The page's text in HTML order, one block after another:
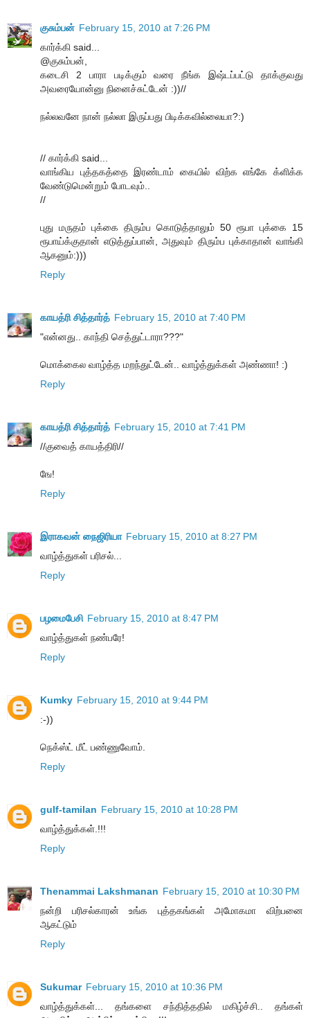
குசும்பன் February 15, 2010 at 7:26 PM
கார்க்கி said...
@குசும்பன்,
கடைசி 2 பாரா படிக்கும் வரை நீங்க இஷ்டப்பட்டு தாக்குவது
அவரையோன்னு நினைச்சுட்டேன் :))//
நல்லவனே நான் நல்லா இருப்பது பிடிக்கவில்லையா?:)
// கார்க்கி said...
வாங்கிய புத்தகத்தை இரண்டாம் கையில் விற்க எங்கே க்ளிக்க
வேண்டுமென்றும் போடவும்..
//
புது மருதம் புக்கை திரும்ப கொடுத்தாலும் 50 ரூபா புக்கை 15
ரூபாய்க்குதான் எடுத்துப்பான், அதுவும் திரும்ப புக்காதான் வாங்கி
ஆகனும்:)))
Reply
காயத்ரி சித்தார்த் February 15, 2010 at 7:40 PM
"என்னது.. காந்தி செத்துட்டாரா???"
மொக்கைல வாழ்த்த மறந்துட்டேன்.. வாழ்த்துக்கள் அண்ணா! :)
Reply
காயத்ரி சித்தார்த் February 15, 2010 at 7:41 PM
//குவைத் காயத்திரி//
ஙே!
Reply
இராகவன் நைஜிரியா February 15, 2010 at 8:27 PM
வாழ்த்துகள் பரிசல்...
Reply
பழமைபேசி February 15, 2010 at 8:47 PM
வாழ்த்துகள் நண்பரே!
Reply
Kumky February 15, 2010 at 9:44 PM
:-))
நெக்ஸ்ட் மீட் பண்ணுவோம்.
Reply
gulf-tamilan February 15, 2010 at 10:28 PM
வாழ்த்துக்கள்.!!!
Reply
Thenammai Lakshmanan February 15, 2010 at 10:30 PM
நன்றி பரிசல்காரன் உங்க புத்தகங்கள் அமோகமா விற்பனை
ஆகட்டும்
Reply
Sukumar February 15, 2010 at 10:36 PM
வாழ்த்துக்கள்... தங்களை சந்தித்ததில் மகிழ்ச்சி.. தங்கள்